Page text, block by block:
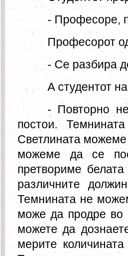
- Професоре,
Професорот
- Се разбира
А студентот
- Повторно
постои.
Светлината
можеме да се
претвориме
различните
Темнината не
може да продре во
можете да
мерите